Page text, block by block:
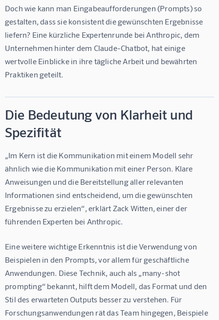
Doch wie kann man Eingabeaufforderungen (Prompts) so
gestalten, dass sie konsistent die gewünschten Ergebnisse
liefern? Eine kürzliche Expertenrunde bei Anthropic, dem
Unternehmen hinter dem Claude-Chatbot, hat einige
wertvolle Einblicke in ihre tägliche Arbeit und bewährten
Praktiken geteilt.
Die Bedeutung von Klarheit und
Spezifität
„Im Kern ist die Kommunikation mit einem Modell sehr
ähnlich wie die Kommunikation mit einer Person. Klare
Anweisungen und die Bereitstellung aller relevanten
Informationen sind entscheidend, um die gewünschten
Ergebnisse zu erzielen“, erklärt Zack Witten, einer der
führenden Experten bei Anthropic.
Eine weitere wichtige Erkenntnis ist die Verwendung von
Beispielen in den Prompts, vor allem für geschäftliche
Anwendungen. Diese Technik, auch als „many-shot
prompting“ bekannt, hilft dem Modell, das Format und den
Stil des erwarteten Outputs besser zu verstehen. Für
Forschungsanwendungen rät das Team hingegen, Beispiele